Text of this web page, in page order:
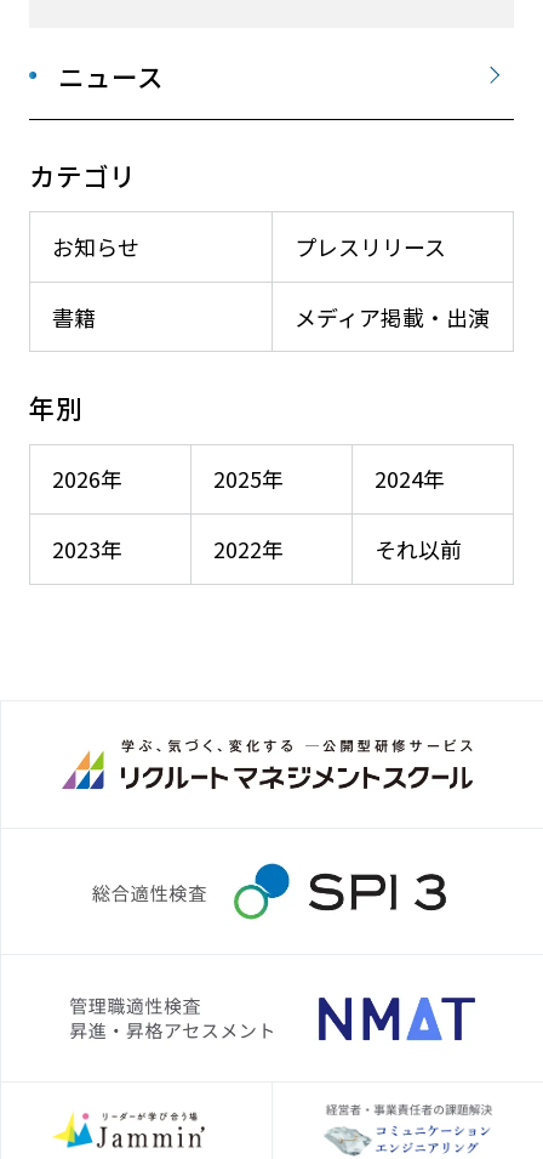
ニュース
カテゴリ
お知らせ プレスリリース
メディア掲載・出演
書籍
年別
2026年 2025年 2024年
2023年 2022年 それ以前